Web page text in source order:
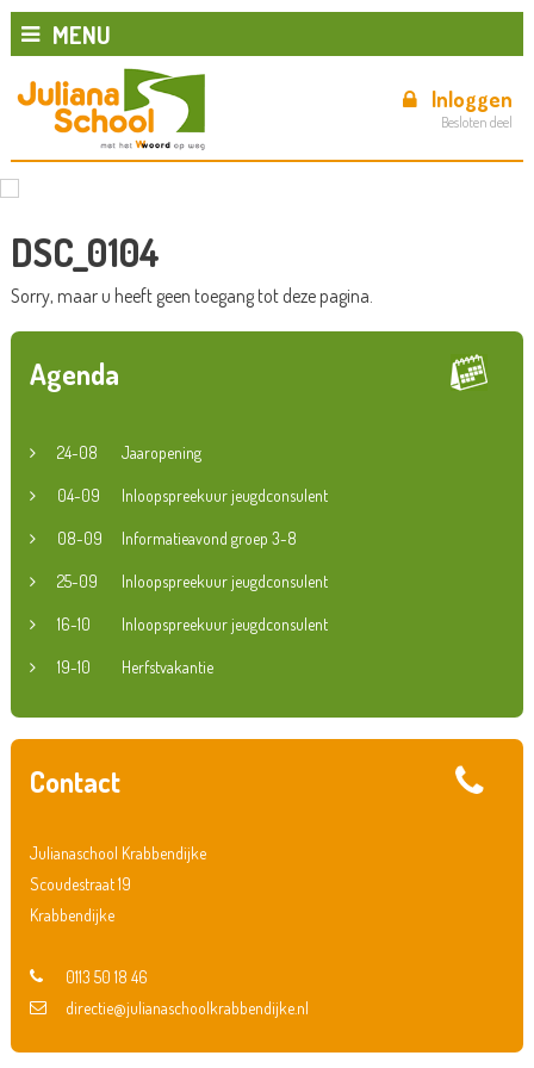
MENU
Inloggen
Besloten deel
DSC_0104
Sorry, maar u heeft geen toegang tot deze pagina.
Agenda
24-08 Jaaropening
04-09 Inloopspreekuur jeugdconsulent
08-09 Informatieavond groep 3-8
25-09 Inloopspreekuur jeugdconsulent
16-10 Inloopspreekuur jeugdconsulent
19-10 Herfstvakantie
Contact
Julianaschool Krabbendijke
Scoudestraat 19
Krabbendijke
0113 50 18 46
directie@julianaschoolkrabbendijke.nl